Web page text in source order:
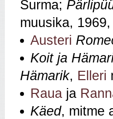
Surma;
muusika,
Austeri
Koit ja
Hämarik, Elleri
Raua ja
Käed, mitme